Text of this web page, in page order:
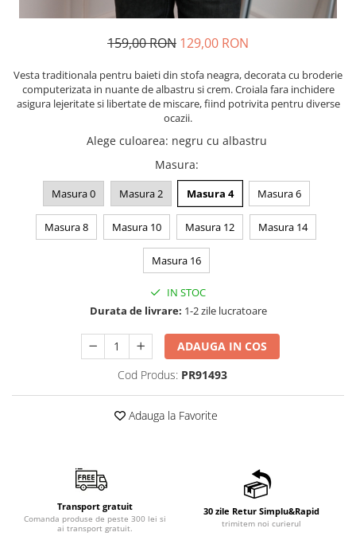
159,00 RON 129,00 RON
Vesta traditionala pentru baieti din stofa neagra, decorata cu broderie
computerizata in nuante de albastru si crem. Croiala fara inchidere
asigura lejeritate si libertate de miscare, fiind potrivita pentru diverse
ocazii.
Alege culoarea: negru cu albastru
Masura:
Masura 0 Masura 2 Masura 4 Masura 6
Masura 8 Masura 10 Masura 12 Masura 14
Masura 16
IN STOC
Durata de livrare: 1-2 zile lucratoare
ADAUGA IN COS
Cod Produs: PR91493
Adauga la Favorite
Transport gratuit
Comanda produse de peste 300 lei si
ai transport gratuit.
30 zile Retur Simplu&Rapid
trimitem noi curierul